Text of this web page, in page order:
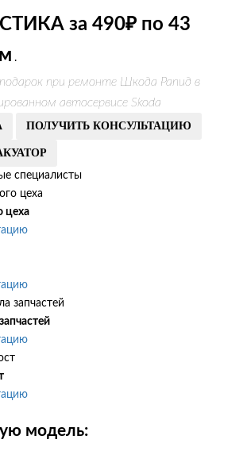
за 490₽ по 43
.
при ремонте Шкода Рапид в
автосервисе Skoda
ПОЛУЧИТЬ КОНСУЛЬТАЦИЮ
НА ЭВАКУАТОР
специалисты
цеха
модель: